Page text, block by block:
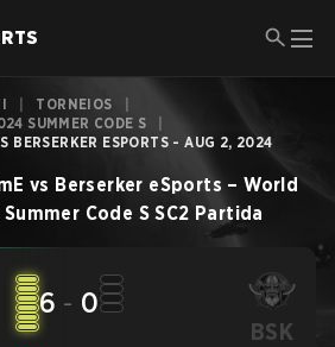
TORNEIOS
SUMMER CODE S
BERSERKER ESPORTS - AUG 2, 2024
vs Berserker eSports –World
Code S SC2 Partida
6 - 0
BSK